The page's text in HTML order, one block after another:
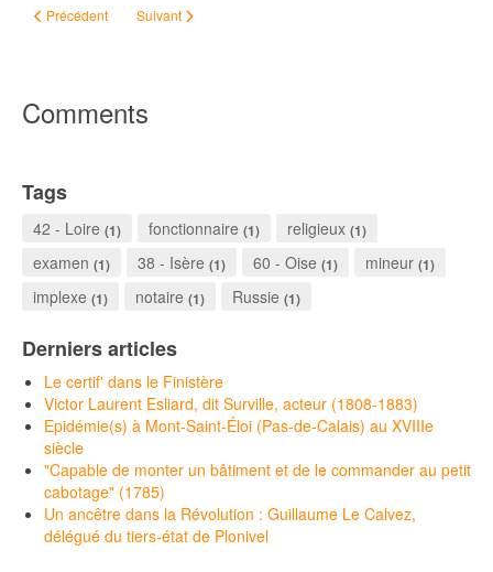
Article précédent : Doué-la-Fontaine, 5 août 1793
Précédent Article suivant : Des ancêtres... boîteux, aveugles, bossus, ...
Suivant
Comments
Tags
42 - Loire (1) fonctionnaire (1) religieux (1)
examen (1) 38 - Isère (1) 60 - Oise (1) mineur (1)
implexe (1) notaire (1) Russie (1)
Derniers articles
Le certif' dans le Finistère
Victor Laurent Esliard, dit Surville, acteur (1808-1883)
Epidémie(s) à Mont-Saint-Éloi (Pas-de-Calais) au XVIIIe
siècle
"Capable de monter un bâtiment et de le commander au petit
cabotage" (1785)
Un ancêtre dans la Révolution : Guillaume Le Calvez,
délégué du tiers-état de Plonivel